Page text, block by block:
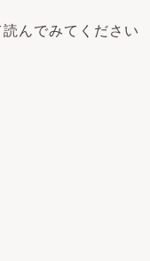
んでみてください